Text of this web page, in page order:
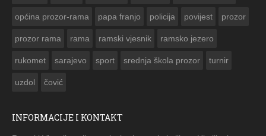
općina prozor-rama papa franjo policija povijest prozor
prozor rama rama ramski vjesnik ramsko jezero
rukomet sarajevo sport srednja škola prozor turnir
uzdol čović
INFORMACIJE I KONTAKT